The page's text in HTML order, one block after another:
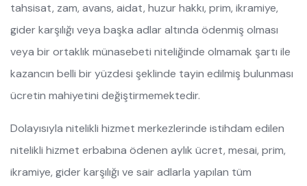
tahsisat, zam, avans, aidat, huzur hakkı, prim, ikramiye,
gider karşılığı veya başka adlar altında ödenmiş olması
veya bir ortaklık münasebeti niteliğinde olmamak şartı ile
kazancın belli bir yüzdesi şeklinde tayin edilmiş bulunması
ücretin mahiyetini değiştirmemektedir.
Dolayısıyla nitelikli hizmet merkezlerinde istihdam edilen
nitelikli hizmet erbabına ödenen aylık ücret, mesai, prim,
ikramiye, gider karşılığı ve sair adlarla yapılan tüm